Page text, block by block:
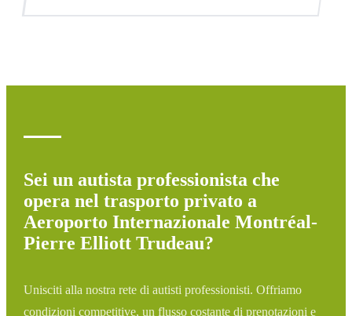
Sei un autista professionista che
opera nel trasporto privato a
Aeroporto Internazionale Montréal-
Pierre Elliott Trudeau?
Unisciti alla nostra rete di autisti professionisti. Offriamo
condizioni competitive, un flusso costante di prenotazioni e